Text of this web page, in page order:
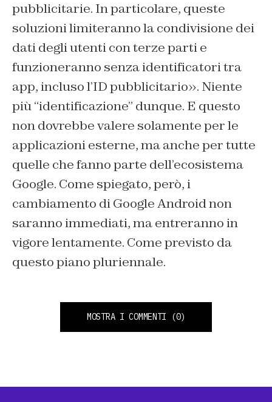
pubblicitarie. In particolare, queste
soluzioni limiteranno la condivisione dei
dati degli utenti con terze parti e
funzioneranno senza identificatori tra
app, incluso l’ID pubblicitario». Niente
più “identificazione” dunque. E questo
non dovrebbe valere solamente per le
applicazioni esterne, ma anche per tutte
quelle che fanno parte dell’ecosistema
Google. Come spiegato, però, i
cambiamento di Google Android non
saranno immediati, ma entreranno in
vigore lentamente. Come previsto da
questo piano pluriennale.
MOSTRA I COMMENTI (0)